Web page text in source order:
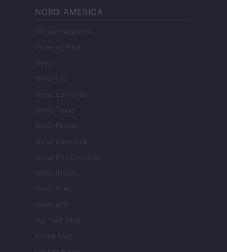
NORD AMERICA
Womanmagazine
Investing Plus
Newz
Newz US
Newz California
Newz Texas
Newz Florida
Newz New York
Newz Pennsylvania
Newz Illinois
Newz Ohio
Gameland
Hig Tech Mag
Scoop Mag